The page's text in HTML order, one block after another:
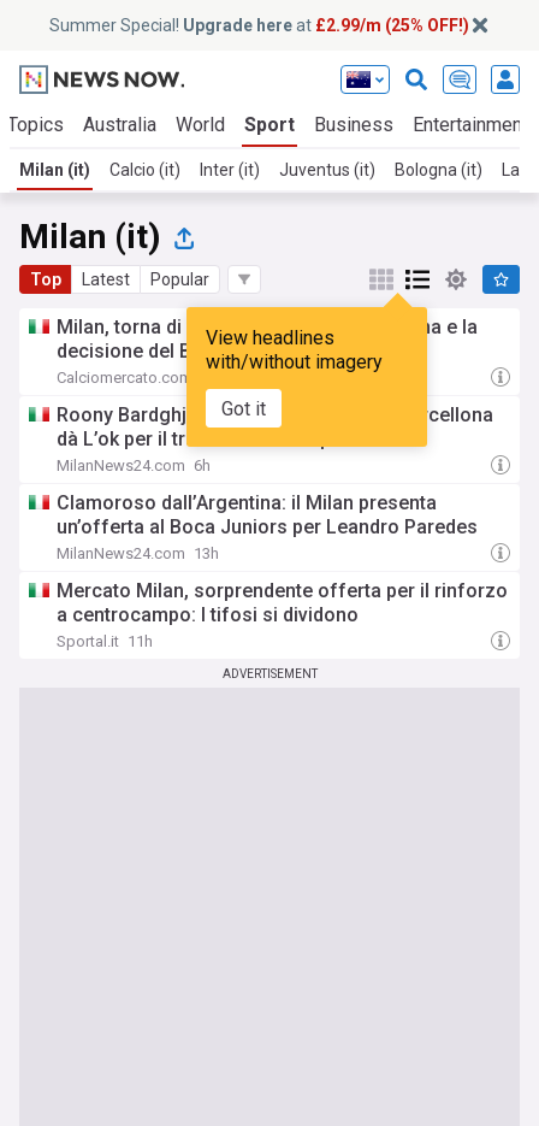
Summer Special! Upgrade hereat £2.99/m (25% OFF!)
Topics Australia World Sport Business Entertainment
Milan (it) Calcio (it) Inter (it) Juventus (it) Bologna (it)
Milan (it)
Top Latest Popular
View headlines
with/without imagery
Got it
Milan, torna di moda Bardghji? Il retroscena e la
decisione del Barcellona
Calciomercato.com
Roony Bardghji un nome per il Milan: il Barcellona
dà L’ok per il trasferimento in prestito
MilanNews24.com 6h
Clamoroso dall’Argentina: il Milan presenta
un’offerta al Boca Juniors per Leandro Paredes
MilanNews24.com 13h
Mercato Milan, sorprendente offerta per il rinforzo
a centrocampo: I tifosi si dividono
Sportal.it 11h
ADVERTISEMENT